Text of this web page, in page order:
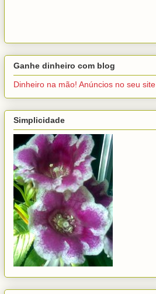
Ganhe dinheiro com blog
Dinheiro na mão! Anúncios no seu site
Simplicidade